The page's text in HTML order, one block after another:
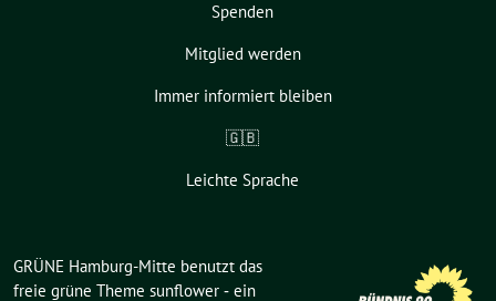
Spenden
Mitglied werden
Immer informiert bleiben
🇬🇧
Leichte Sprache
GRÜNE Hamburg-Mitte benutzt das
freie grüne Theme sunflower ‐ ein